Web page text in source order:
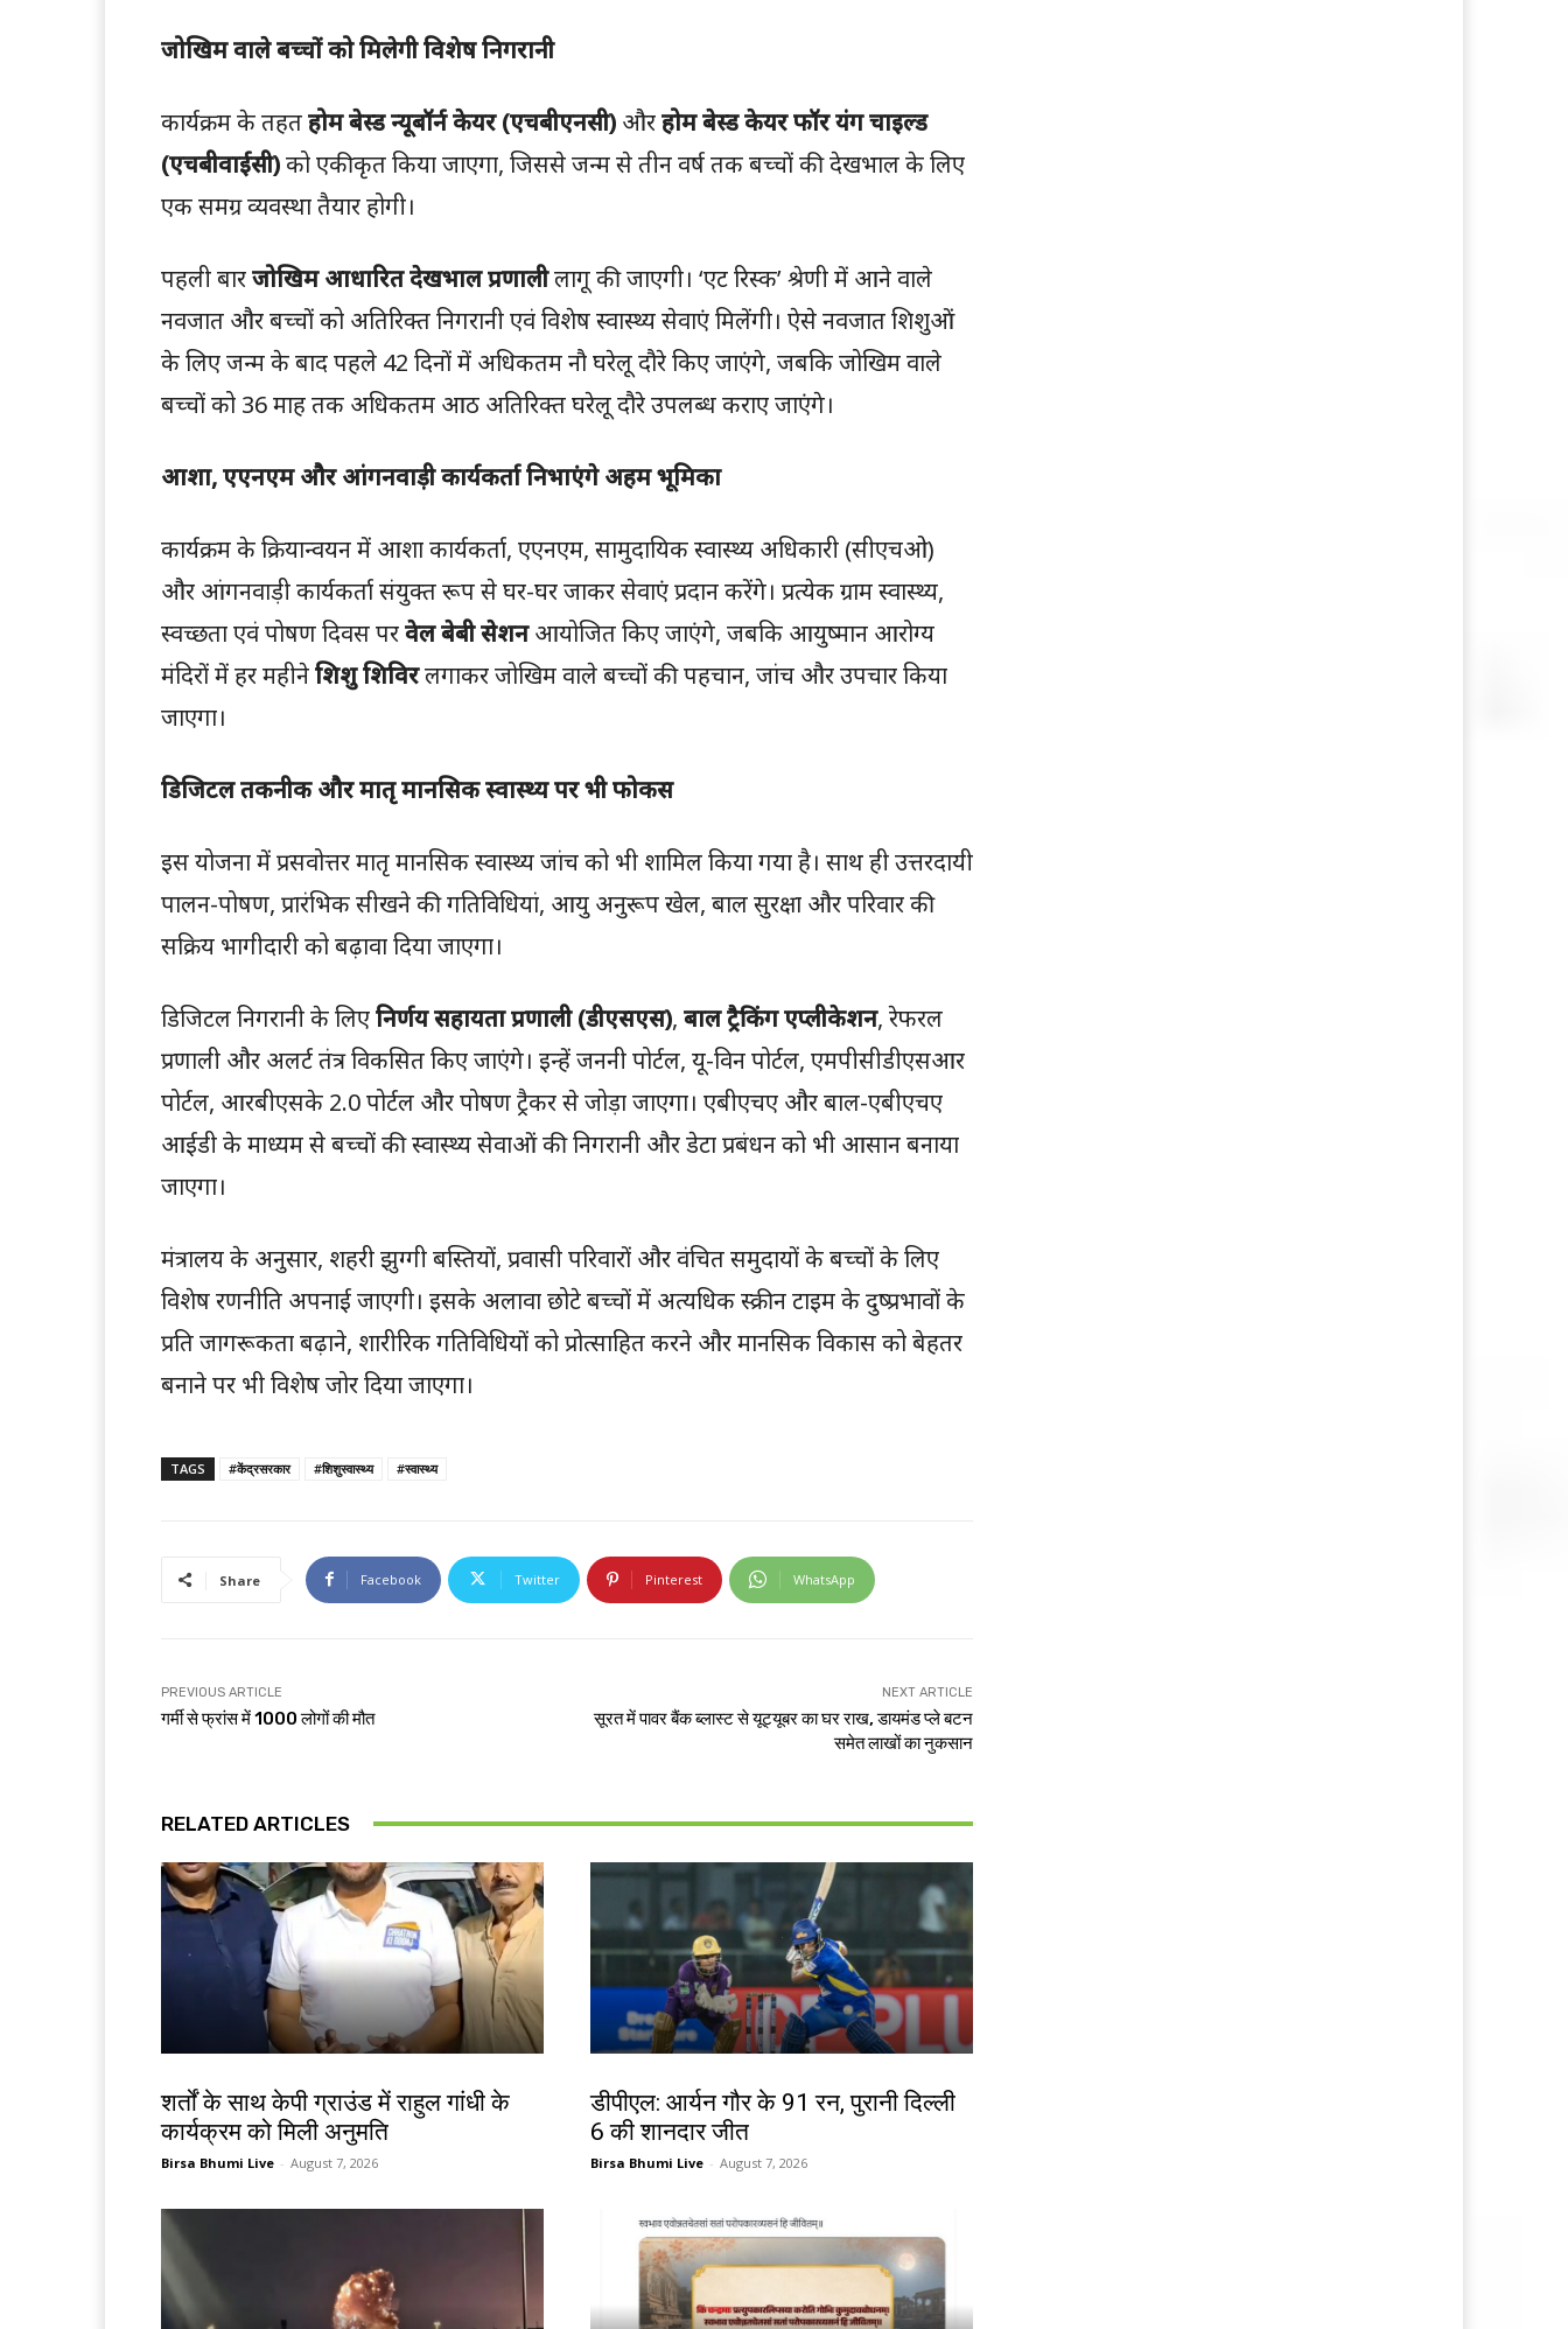
जोखिम वाले बच्चों को मिलेगी विशेष निगरानी
कार्यक्रम के तहतहोम बेस्ड न्यूबॉर्न केयर (एचबीएनसी) औरहोम बेस्ड केयर फॉर यंग चाइल्ड
(एचबीवाईसी)को एकीकृत किया जाएगा, जिससे जन्म से तीन वर्ष तक बच्चों की देखभाल के लिए
एक समग्र व्यवस्था तैयार होगी।
पहली बारजोखिम आधारित देखभाल प्रणालीलागू की जाएगी। ‘एट रिस्क’ श्रेणी में आने वाले
नवजात और बच्चों को अतिरिक्त निगरानी एवं विशेष स्वास्थ्य सेवाएं मिलेंगी। ऐसे नवजात शिशुओं
के लिए जन्म के बाद पहले 42 दिनों में अधिकतम नौ घरेलू दौरे किए जाएंगे, जबकि जोखिम वाले
बच्चों को 36 माह तक अधिकतम आठ अतिरिक्त घरेलू दौरे उपलब्ध कराए जाएंगे।
आशा, एएनएम और आंगनवाड़ी कार्यकर्ता निभाएंगे अहम भूमिका
कार्यक्रम के क्रियान्वयन में आशा कार्यकर्ता, एएनएम, सामुदायिक स्वास्थ्य अधिकारी (सीएचओ)
और आंगनवाड़ी कार्यकर्ता संयुक्त रूप से घर-घर जाकर सेवाएं प्रदान करेंगे। प्रत्येक ग्राम स्वास्थ्य,
स्वच्छता एवं पोषण दिवस परवेल बेबी सेशनआयोजित किए जाएंगे, जबकि आयुष्मान आरोग्य
मंदिरों में हर महीनेशिशु शिविरलगाकर जोखिम वाले बच्चों की पहचान, जांच और उपचार किया
जाएगा।
डिजिटल तकनीक और मातृ मानसिक स्वास्थ्य पर भी फोकस
इस योजना में प्रसवोत्तर मातृ मानसिक स्वास्थ्य जांच को भी शामिल किया गया है। साथ ही उत्तरदायी
पालन-पोषण, प्रारंभिक सीखने की गतिविधियां, आयु अनुरूप खेल, बाल सुरक्षा और परिवार की
सक्रिय भागीदारी को बढ़ावा दिया जाएगा।
डिजिटल निगरानी के लिएनिर्णय सहायता प्रणाली (डीएसएस), बाल ट्रैकिंग एप्लीकेशन, रेफरल
प्रणाली और अलर्ट तंत्र विकसित किए जाएंगे। इन्हें जननी पोर्टल, यू-विन पोर्टल, एमपीसीडीएसआर
पोर्टल, आरबीएसके 2.0 पोर्टल और पोषण ट्रैकर से जोड़ा जाएगा। एबीएचए और बाल-एबीएचए
आईडी के माध्यम से बच्चों की स्वास्थ्य सेवाओं की निगरानी और डेटा प्रबंधन को भी आसान बनाया
जाएगा।
मंत्रालय के अनुसार, शहरी झुग्गी बस्तियों, प्रवासी परिवारों और वंचित समुदायों के बच्चों के लिए
विशेष रणनीति अपनाई जाएगी। इसके अलावा छोटे बच्चों में अत्यधिक स्क्रीन टाइम के दुष्प्रभावों के
प्रति जागरूकता बढ़ाने, शारीरिक गतिविधियों को प्रोत्साहित करने और मानसिक विकास को बेहतर
बनाने पर भी विशेष जोर दिया जाएगा।
TAGS #केंद्रसरकार #शिशुस्वास्थ्य #स्वास्थ्य
Share Facebook Twitter Pinterest WhatsApp
PREVIOUS ARTICLE
गर्मी से फ्रांस में 1000 लोगों की मौत
NEXT ARTICLE
सूरत में पावर बैंक ब्लास्ट से यूट्यूबर का घर राख, डायमंड प्ले बटन
समेत लाखों का नुकसान
RELATED ARTICLES
शर्तों के साथ केपी ग्राउंड में राहुल गांधी के
कार्यक्रम को मिली अनुमति
Birsa Bhumi Live - August 7, 2026
डीपीएल: आर्यन गौर के 91 रन, पुरानी दिल्ली
6 की शानदार जीत
Birsa Bhumi Live - August 7, 2026